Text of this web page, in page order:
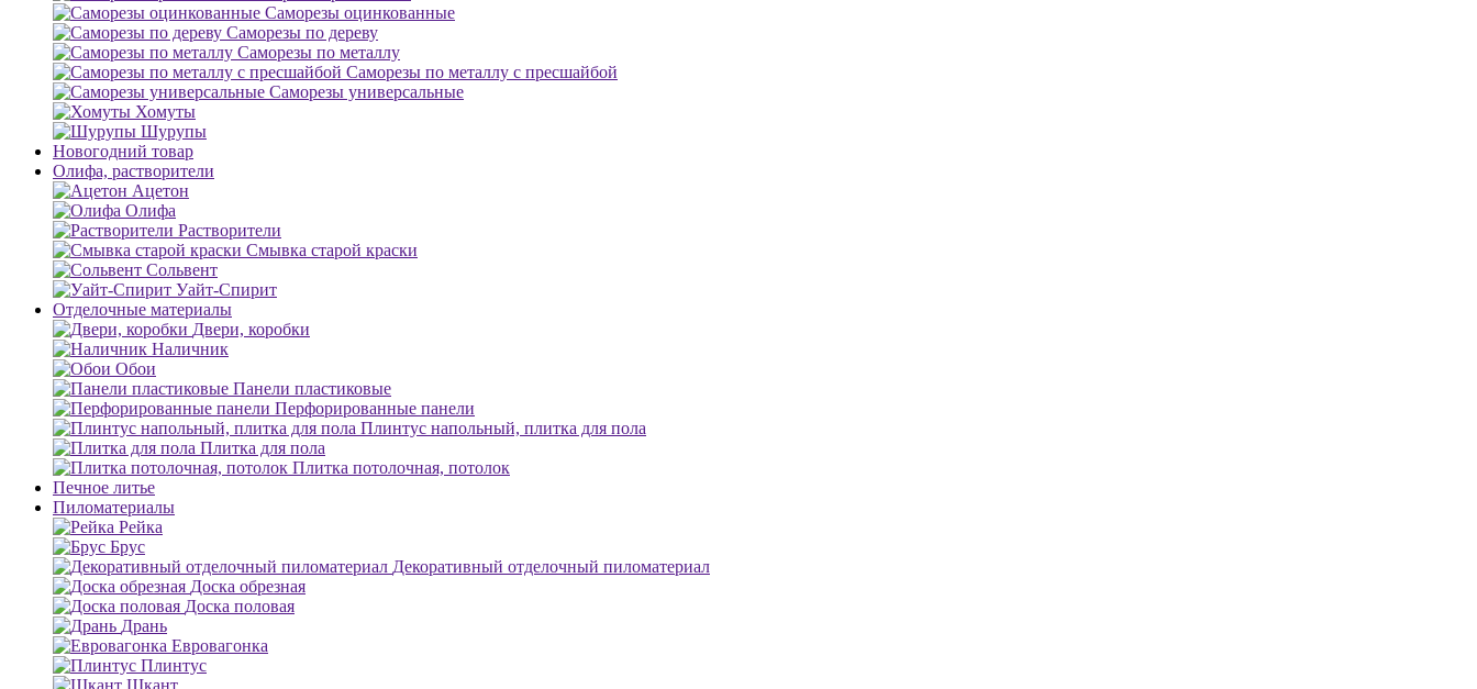
Саморезы оцинкованные
Саморезы по дереву
Саморезы по металлу
Саморезы по металлу с пресшайбой
Саморезы универсальные
Хомуты
Шурупы
Новогодний товар
Олифа, растворители
Ацетон
Олифа
Растворители
Смывка старой краски
Сольвент
Уайт-Спирит
Отделочные материалы
Двери, коробки
Наличник
Обои
Панели пластиковые
Перфорированные панели
Плинтус напольный, плитка для пола
Плитка для пола
Плитка потолочная, потолок
Печное литье
Пиломатериалы
Рейка
Брус
Декоративный отделочный пиломатериал
Доска обрезная
Доска половая
Дрань
Евровагонка
Плинтус
Шкант